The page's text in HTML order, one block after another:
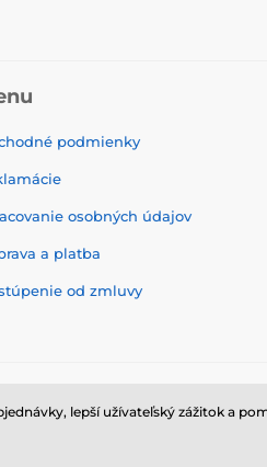
podmienky
osobných údajov
a platba
od zmluvy
SIMPLIA.cz
lepší užívateľský zážitok a